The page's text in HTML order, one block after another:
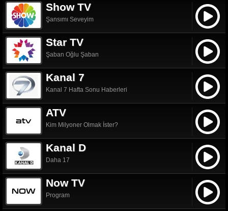
Show TV
Şansımı Seveyim
Star TV
Şaban Oğlu Şaban
Kanal 7
Kanal 7 Hafta Sonu Haberleri
ATV
Kim Milyoner Olmak İster?
Kanal D
Daha 17
Now TV
Program